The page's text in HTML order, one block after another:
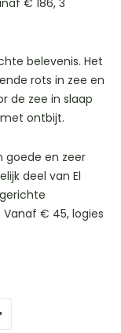
belevenis. Het
rots in zee en
de zee in slaap
ontbijt.
goede en zeer
deel van El
€ 45, logies